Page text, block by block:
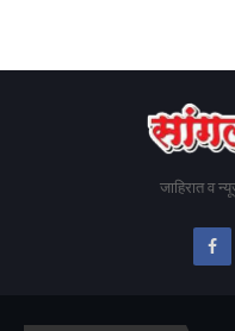
जाहिरात व